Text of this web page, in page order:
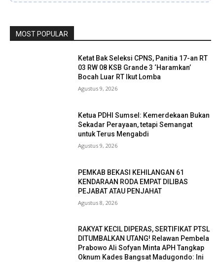
MOST POPULAR
Ketat Bak Seleksi CPNS, Panitia 17-an RT
03 RW 08 KSB Grande 3 ‘Haramkan’
Bocah Luar RT Ikut Lomba
Agustus 9, 2026
Ketua PDHI Sumsel: Kemerdekaan Bukan
Sekadar Perayaan, tetapi Semangat
untuk Terus Mengabdi
Agustus 9, 2026
PEMKAB BEKASI KEHILANGAN 61
KENDARAAN RODA EMPAT DILIBAS
PEJABAT ATAU PENJAHAT
Agustus 8, 2026
RAKYAT KECIL DIPERAS, SERTIFIKAT PTSL
DITUMBALKAN UTANG! Relawan Pembela
Prabowo Ali Sofyan Minta APH Tangkap
Oknum Kades Bangsat Madugondo: Ini